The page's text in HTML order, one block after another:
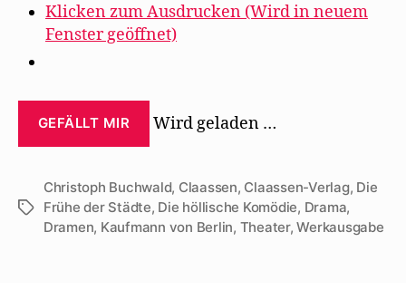
Klicken zum Ausdrucken (Wird in neuem
Fenster geöffnet)
GEFÄLLT MIR Wird geladen …
Schlagwörter
Christoph Buchwald, Claassen, Claassen-Verlag, Die
Frühe der Städte, Die höllische Komödie, Drama,
Dramen, Kaufmann von Berlin, Theater,Werkausgabe